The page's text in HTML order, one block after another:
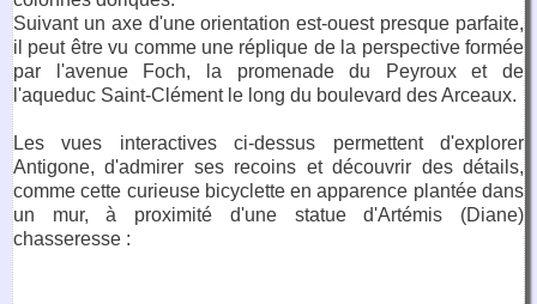
Suivant un axe d'une orientation est-ouest presque parfaite,
il peut être vu comme une réplique de la perspective formée
par l'avenue Foch, la promenade du Peyroux et de
l'aqueduc Saint-Clément le long du boulevard des Arceaux.
Les vues interactives ci-dessus permettent d'explorer
Antigone, d'admirer ses recoins et découvrir des détails,
comme cette curieuse bicyclette en apparence plantée dans
un mur, à proximité d'une statue d'Artémis (Diane)
chasseresse :